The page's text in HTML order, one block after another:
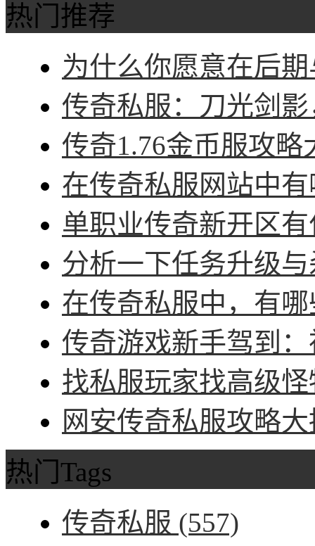
热门推荐
为什么你愿意在后
传奇私服：刀光剑
传奇1.76金币服攻
在传奇私服网站中
单职业传奇新开区
分析一下任务升级
在传奇私服中，有
传奇游戏新手驾到
找私服玩家找高级
网安传奇私服攻略
热门Tags
传奇私服 (557)